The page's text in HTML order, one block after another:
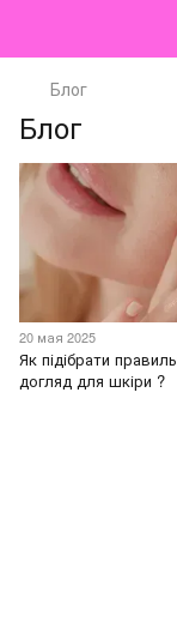
Блог
Блог
20 мая 2025
Як підібрати
догляд для шкіри ?